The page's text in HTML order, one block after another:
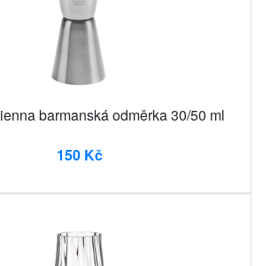
barmanská odměrka 30/50 ml
150 Kč